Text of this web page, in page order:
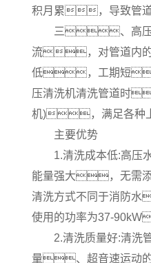
积月累，导致管
三、高压
流，对管道内的
低，工期短
压清洗机清洗管道时
机)，满足各种
主要优势
1.清洗成本低:高
能量强大，无需
清洗方式不同于消防
使用的功率为37-
2.清洗质量好:清
量、超音速运动